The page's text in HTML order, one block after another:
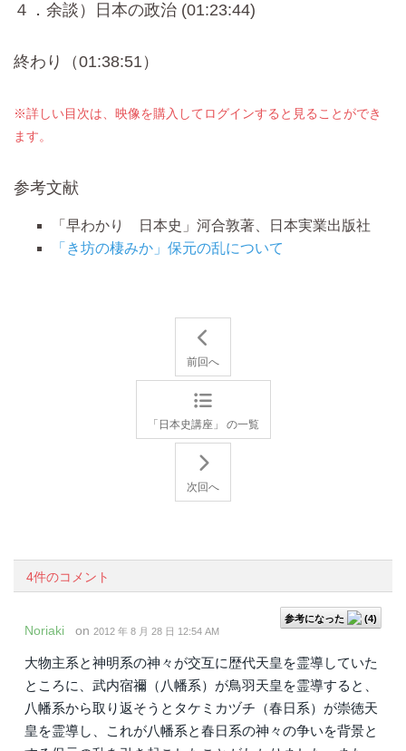
４．余談）日本の政治 (01:23:44)
終わり（01:38:51）
※詳しい目次は、映像を購入してログインすると見ることができ
ます。
参考文献
「早わかり 日本史」河合敦著、日本実業出版社
「き坊の棲みか」保元の乱について
前回へ
「日本史講座」 の一覧
次回へ
4件のコメント
参考になった (4)
Noriaki on 2012 年 8 月 28 日 12:54 AM
大物主系と神明系の神々が交互に歴代天皇を霊導していた
ところに、武内宿禰（八幡系）が鳥羽天皇を霊導すると、
八幡系から取り返そうとタケミカヅチ（春日系）が崇徳天
皇を霊導し、これが八幡系と春日系の神々の争いを背景と